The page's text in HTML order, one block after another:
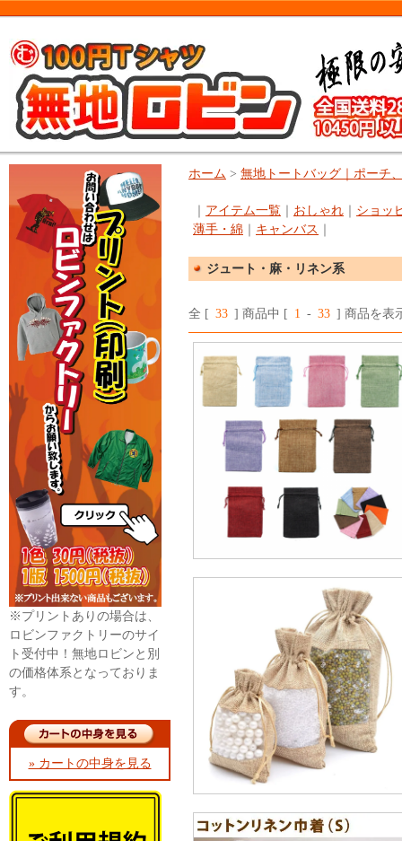
※プリントありの場合は、
ロビンファクトリーのサイ
ト受付中！無地ロビンと別
の価格体系となっておりま
す。
» カートの中身を見る
ホーム > 無地トートバッグ｜ポーチ
アイテム一覧 おしゃれ
ショッ
薄手・綿
キャンバス
ジュート・麻・リネン系
全 [ 33 ] 商品中 [ 1 - 33 ] 商品を表